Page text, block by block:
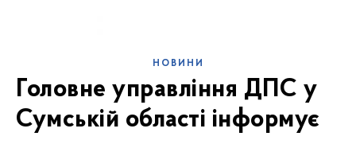
НОВИНИ
Головне управління ДПС у
Сумській області інформує